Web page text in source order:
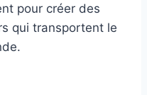
pour créer des
qui transportent le